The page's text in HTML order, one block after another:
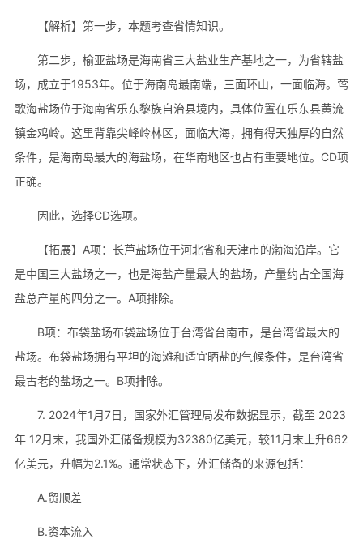
【解析】第一步，本题考查省情知识。
第二步，榆亚盐场是海南省三大盐业生产基地之一，为省辖盐
场，成立于1953年。位于海南岛最南端，三面环山，一面临海。莺
歌海盐场位于海南省乐东黎族自治县境内，具体位置在乐东县黄流
镇金鸡岭。这里背靠尖峰岭林区，面临大海，拥有得天独厚的自然
条件，是海南岛最大的海盐场，在华南地区也占有重要地位。CD项
正确。
因此，选择CD选项。
【拓展】A项：长芦盐场位于河北省和天津市的渤海沿岸。它
是中国三大盐场之一，也是海盐产量最大的盐场，产量约占全国海
盐总产量的四分之一。A项排除。
B项：布袋盐场布袋盐场位于台湾省台南市，是台湾省最大的
盐场。布袋盐场拥有平坦的海滩和适宜晒盐的气候条件，是台湾省
最古老的盐场之一。B项排除。
7. 2024年1月7日，国家外汇管理局发布数据显示，截至 2023
年 12月末，我国外汇储备规模为32380亿美元，较11月末上升662
亿美元，升幅为2.1%。通常状态下，外汇储备的来源包括：
A.贸顺差
B.资本流入